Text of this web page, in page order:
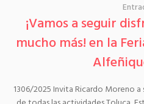
¡Vamos a seguir
mucho más! en la
1306/2025 Invita Ricardo Moreno